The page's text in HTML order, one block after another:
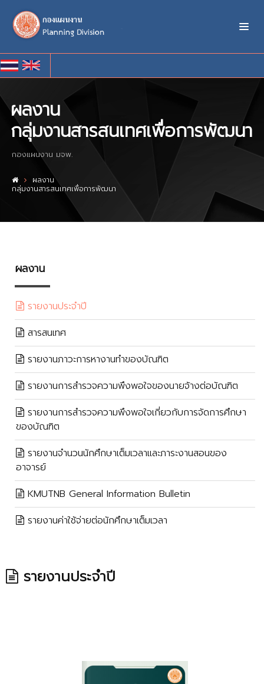
ผลงาน
กลุ่มงานสารสนเทศเพื่อการพัฒนา
กองแผนงาน มจพ.
ผลงาน
กลุ่มงานสารสนเทศเพื่อการพัฒนา
ผลงาน
รายงานประจำปี
สารสนเทศ
รายงานภาวะการหางานทำของบัณฑิต
รายงานการสำรวจความพึงพอใจของนายจ้างต่อบัณฑิต
รายงานการสำรวจความพึงพอใจเกี่ยวกับการจัดการศึกษา
ของบัณฑิต
รายงานจำนวนนักศึกษาเต็มเวลาและภาระงานสอนของ
อาจารย์
KMUTNB General Information Bulletin
รายงานค่าใช้จ่ายต่อนักศึกษาเต็มเวลา
รายงานประจำปี